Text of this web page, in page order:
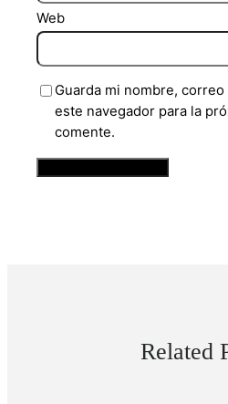
Web
Guarda mi nombre,
este navegador para la
comente.
Related